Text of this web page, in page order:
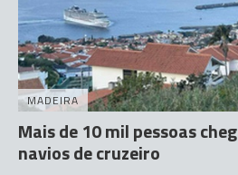
MADEIRA
Mais de 10 mil pessoas
navios de cruzeiro